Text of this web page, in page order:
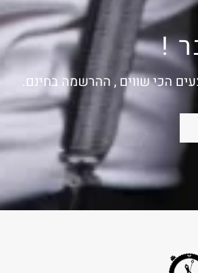
!
הכי שווים , ההרשמה בחינם.